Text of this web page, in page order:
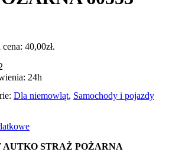
40,00zł.
24h
Dla niemowląt, Samochody i pojazdy
STRAŻ POŻARNA